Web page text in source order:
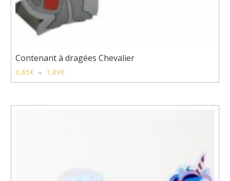
Contenant à dragées Chevalier
0,65€ – 1,89€Plage
de
0,65€